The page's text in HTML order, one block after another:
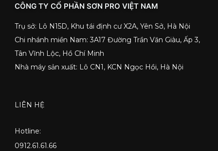
CÔNG TY CỔ PHẦN SƠN PRO VIỆT NAM
Trụ sở: Lô N15D, Khu tái định cư X2A, Yên Sở, Hà Nội
Chi nhánh miền Nam: 3A17 Đường Trần Văn Giàu, Ấp 3,
Tân Vĩnh Lộc, Hồ Chí Minh
Nhà máy sản xuất: Lô CN1, KCN Ngọc Hồi, Hà Nội
LIÊN HỆ
Hotline:
0912.61.61.66